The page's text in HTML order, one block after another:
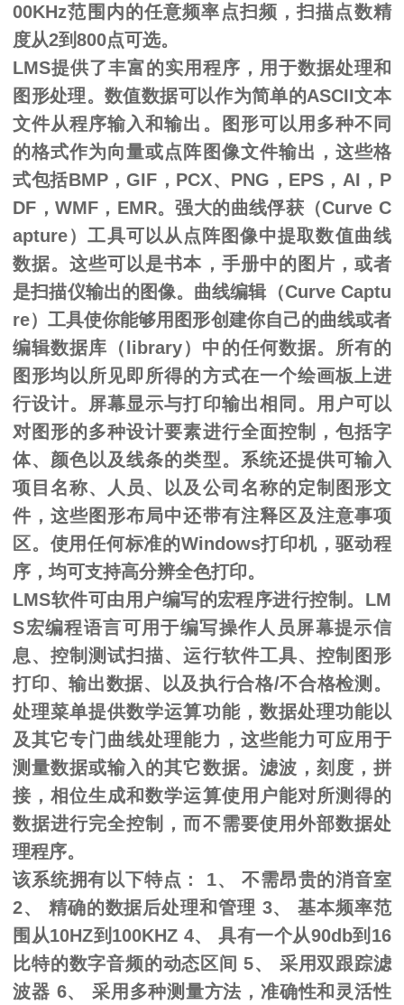
00KHz范围内的任意频率点扫频，扫描点数精
度从2到800点可选。
LMS提供了丰富的实用程序，用于数据处理和
图形处理。数值数据可以作为简单的ASCII文本
文件从程序输入和输出。图形可以用多种不同
的格式作为向量或点阵图像文件输出，这些格
式包括BMP，GIF，PCX、PNG，EPS，AI，P
DF，WMF，EMR。强大的曲线俘获（Curve C
apture）工具可以从点阵图像中提取数值曲线
数据。这些可以是书本，手册中的图片，或者
是扫描仪输出的图像。曲线编辑（Curve Captu
re）工具使你能够用图形创建你自己的曲线或者
编辑数据库（library）中的任何数据。所有的
图形均以所见即所得的方式在一个绘画板上进
行设计。屏幕显示与打印输出相同。用户可以
对图形的多种设计要素进行全面控制，包括字
体、颜色以及线条的类型。系统还提供可输入
项目名称、人员、以及公司名称的定制图形文
件，这些图形布局中还带有注释区及注意事项
区。使用任何标准的Windows打印机，驱动程
序，均可支持高分辨全色打印。
LMS软件可由用户编写的宏程序进行控制。LM
S宏编程语言可用于编写操作人员屏幕提示信
息、控制测试扫描、运行软件工具、控制图形
打印、输出数据、以及执行合格/不合格检测。
处理菜单提供数学运算功能，数据处理功能以
及其它专门曲线处理能力，这些能力可应用于
测量数据或输入的其它数据。滤波，刻度，拼
接，相位生成和数学运算使用户能对所测得的
数据进行完全控制，而不需要使用外部数据处
理程序。
该系统拥有以下特点：
1、 不需昂贵的消音室
2、 精确的数据后处理和管理 3、 基本频率范
围从10HZ到100KHZ 4、 具有一个从90db到16
比特的数字音频的动态区间 5、 采用双跟踪滤
波器 6、 采用多种测量方法，准确性和灵活性